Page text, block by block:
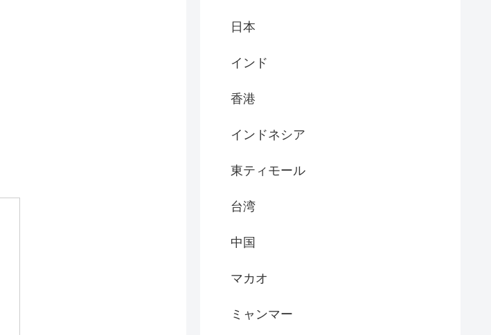
日本
インド
香港
インドネシア
東ティモール
台湾
中国
マカオ
ミャンマー